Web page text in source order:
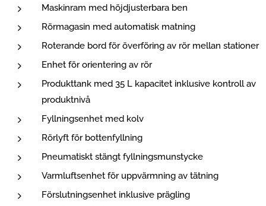
Maskinram med höjdjusterbara ben
Rörmagasin med automatisk matning
Roterande bord för överföring av rör mellan stationer
Enhet för orientering av rör
Produkttank med 35 L kapacitet inklusive kontroll av
produktnivå
Fyllningsenhet med kolv
Rörlyft för bottenfyllning
Pneumatiskt stängt fyllningsmunstycke
Varmluftsenhet för uppvärmning av tätning
Förslutningsenhet inklusive prägling